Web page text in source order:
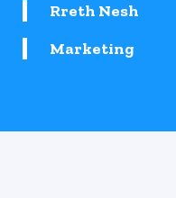
Rreth Nesh
Marketing